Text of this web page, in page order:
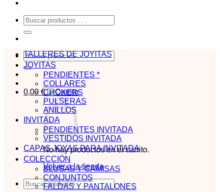
Buscar
por:
Buscar
por:
0,00 €
No hay productos en el carrito.
Volver a la tienda
Buscar
TALLERES DE JOYITAS
JOYITAS
PENDIENTES *
COLLARES
CHOKERS
PULSERAS
ANILLOS
INVITADA
PENDIENTES INVITADA
VESTIDOS INVITADA
CAPAS JOYAS PARA INVITADA
COLECCIÓN
BLUSAS Y CAMISAS
CONJUNTOS
FALDAS Y PANTALONES